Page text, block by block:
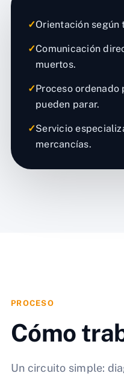
✓Orientación según
✓Comunicación
muertos.
✓Proceso ordenado
pueden parar.
✓Servicio
mercancías.
PROCESO
Cómo
Un circuito simple: